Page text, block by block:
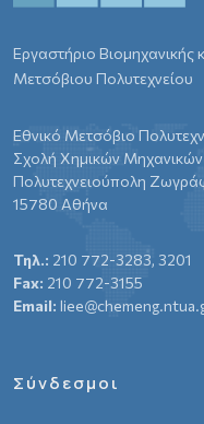
Εργαστήριο Βιομηχανικής
Μετσόβιου Πολυτεχνείου
Εθνικό Μετσόβιο
Σχολή Χημικών Μηχανικών
Πολυτεχνειούπολη
15780 Αθήνα
Τηλ.: 210 772-3283, 3201
Fax: 210 772-3155
Email:
Σύνδεσμοι